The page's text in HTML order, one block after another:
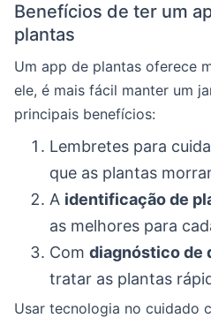
Benefícios de ter um
plantas
Um app de plantas oferece
ele, é mais fácil manter um
principais benefícios:
Lembretes para
que as plantas
A identificação de
as melhores para
Com diagnóstico de
tratar as plantas
Usar tecnologia no cuidado